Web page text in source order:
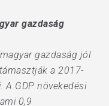
gazdaság
gazdaság jól
a 2017-
A GDP növekedési
0,9